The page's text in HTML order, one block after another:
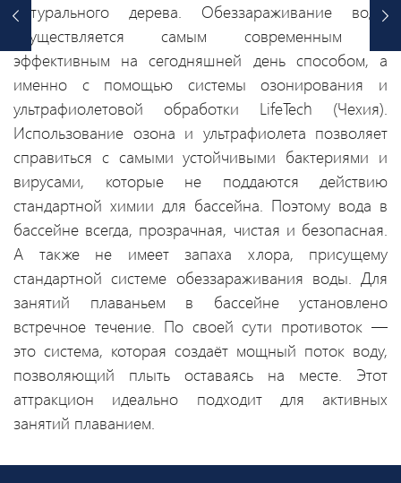
натурального дерева. Обеззараживание воды
осуществляется самым современным и
эффективным на сегодняшней день способом, а
именно с помощью системы озонирования и
ультрафиолетовой обработки LifeTech (Чехия).
Использование озона и ультрафиолета позволяет
справиться с самыми устойчивыми бактериями и
вирусами, которые не поддаются действию
стандартной химии для бассейна. Поэтому вода в
бассейне всегда, прозрачная, чистая и безопасная.
А также не имеет запаха хлора, присущему
стандартной системе обеззараживания воды. Для
занятий плаваньем в бассейне установлено
встречное течение. По своей сути противоток —
это система, которая создаёт мощный поток воду,
позволяющий плыть оставаясь на месте. Этот
аттракцион идеально подходит для активных
занятий плаванием.